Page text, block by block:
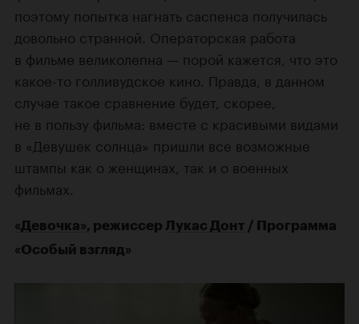
поэтому попытка нагнать саспенса получилась
довольно странной. Операторская работа
в фильме великолепна — порой кажется, что это
какое-то голливудское кино. Правда, в данном
случае такое сравнение будет, скорее,
не в пользу фильма: вместе с красивыми видами
в «Девушек солнца» пришли все возможные
штампы как о женщинах, так и о военных
фильмах.
«Девочка», режиссер Лукас Донт / Программа
«Особый взгляд»